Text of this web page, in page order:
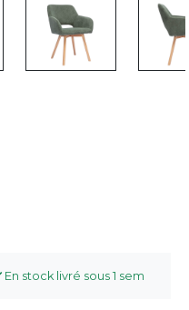
En stock livré sous 1 sem